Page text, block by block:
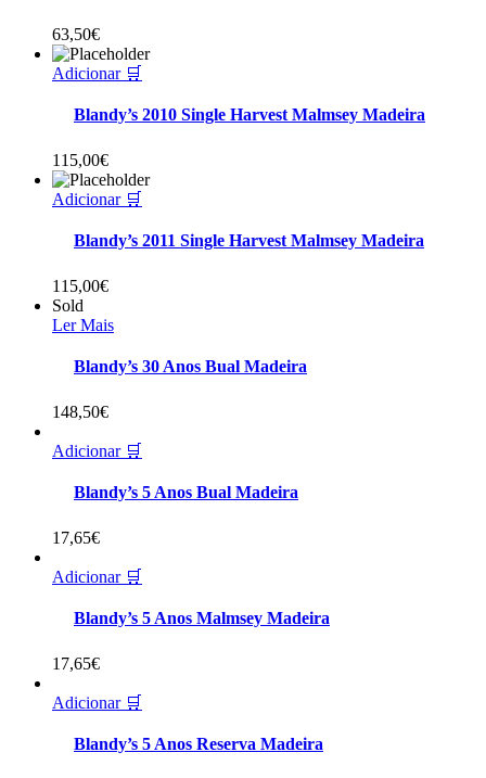
63,50€
Adicionar 🛒
Blandy’s 2010 Single Harvest Malmsey Madeira
115,00€
Adicionar 🛒
Blandy’s 2011 Single Harvest Malmsey Madeira
115,00€
Sold
Ler Mais
Blandy’s 30 Anos Bual Madeira
148,50€
Adicionar 🛒
Blandy’s 5 Anos Bual Madeira
17,65€
Adicionar 🛒
Blandy’s 5 Anos Malmsey Madeira
17,65€
Adicionar 🛒
Blandy’s 5 Anos Reserva Madeira